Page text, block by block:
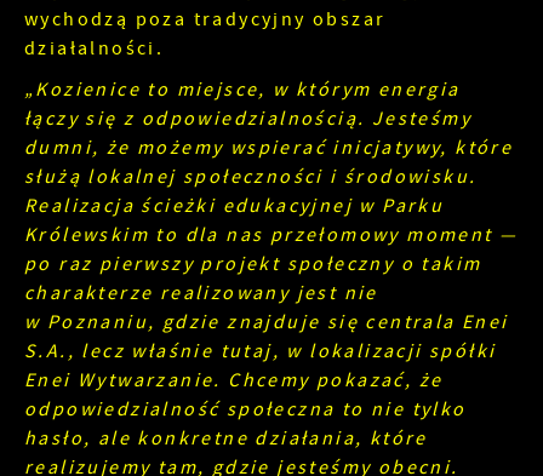
wychodzą poza tradycyjny obszar
działalności.
„Kozienice to miejsce, w którym energia
łączy się z odpowiedzialnością. Jesteśmy
dumni, że możemy wspierać inicjatywy, które
służą lokalnej społeczności i środowisku.
Realizacja ścieżki edukacyjnej w Parku
Królewskim to dla nas przełomowy moment —
po raz pierwszy projekt społeczny o takim
charakterze realizowany jest nie
w Poznaniu, gdzie znajduje się centrala Enei
S.A., lecz właśnie tutaj, w lokalizacji spółki
Enei Wytwarzanie. Chcemy pokazać, że
odpowiedzialność społeczna to nie tylko
hasło, ale konkretne działania, które
realizujemy tam, gdzie jesteśmy obecni.